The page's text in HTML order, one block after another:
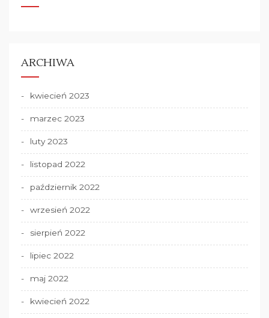
ARCHIWA
kwiecień 2023
marzec 2023
luty 2023
listopad 2022
październik 2022
wrzesień 2022
sierpień 2022
lipiec 2022
maj 2022
kwiecień 2022